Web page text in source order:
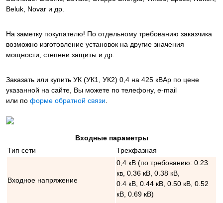
Beluk, Novar и др.
На заметку покупателю! По отдельному требованию заказчика
возможно изготовление установок на другие значения
мощности, степени защиты и др.
Заказать или купить УК (УК1, УК2) 0,4 на 425 кВАр по цене
указанной на сайте, Вы можете по телефону, e-mail
или по форме обратной связи.
Входные параметры
Тип сети
Трехфазная
Входное напряжение
0,4 кВ (по требованию: 0.23
кв, 0.36 кВ, 0.38 кВ,
0.4 кВ, 0.44 кВ, 0.50 кВ, 0.52
кВ, 0.69 кВ)